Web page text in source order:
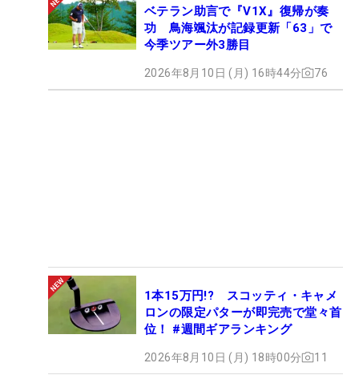
ベテラン助言で『V1X』復帰が奏
功 鳥海颯汰が記録更新「63」で
今季ツアー外3勝目
2026年8月10日 (月) 16時44分 76
1本15万円!? スコッティ・キャメ
ロンの限定パターが即完売で堂々首
位！ #週間ギアランキング
2026年8月10日 (月) 18時00分 11